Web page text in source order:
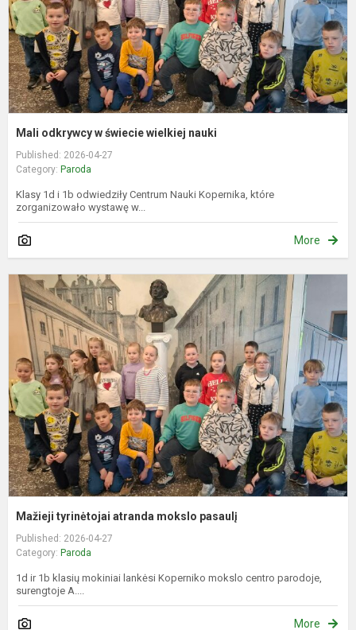
Mali odkrywcy w świecie wielkiej nauki
Published: 2026-04-27
Category: Paroda
Klasy 1d i 1b odwiedziły Centrum Nauki Kopernika, które
zorganizowało wystawę w...
More
Mažieji tyrinėtojai atranda mokslo pasaulį
Published: 2026-04-27
Category: Paroda
1d ir 1b klasių mokiniai lankėsi Koperniko mokslo centro parodoje,
surengtoje A....
More